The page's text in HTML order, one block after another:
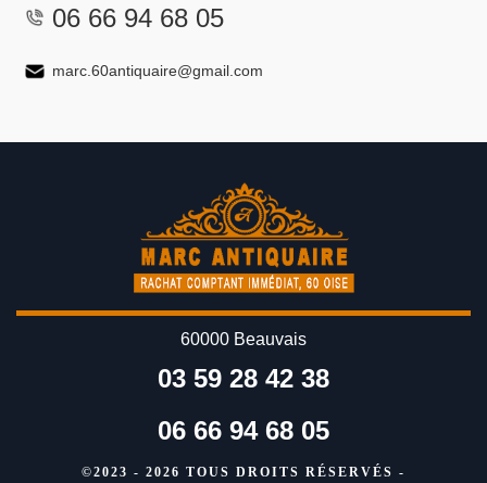
06 66 94 68 05
marc.60antiquaire@gmail.com
60000 Beauvais
03 59 28 42 38
06 66 94 68 05
©2023 - 2026 TOUS DROITS RÉSERVÉS -